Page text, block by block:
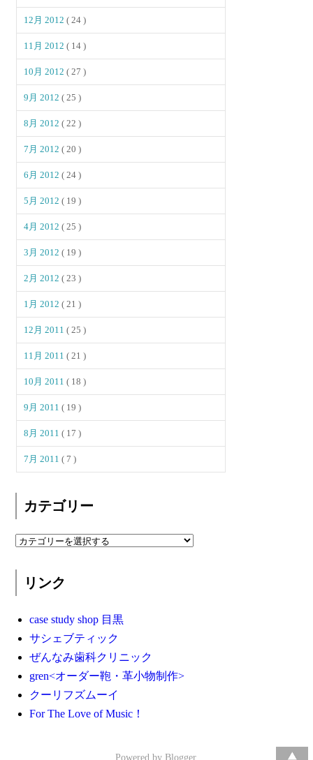
12月 2012( 24 )
11月 2012( 14 )
10月 2012( 27 )
9月 2012( 25 )
8月 2012( 22 )
7月 2012( 20 )
6月 2012( 24 )
5月 2012( 19 )
4月 2012( 25 )
3月 2012( 19 )
2月 2012( 23 )
1月 2012( 21 )
12月 2011( 25 )
11月 2011( 21 )
10月 2011( 18 )
9月 2011( 19 )
8月 2011( 17 )
7月 2011( 7 )
カテゴリー
リンク
case study shop 目黒
サシェブティック
ぜんなみ歯科クリニック
gren<オーダー鞄・革小物制作>
クーリフズムーイ
For The Love of Music！
Powered by Blogger.